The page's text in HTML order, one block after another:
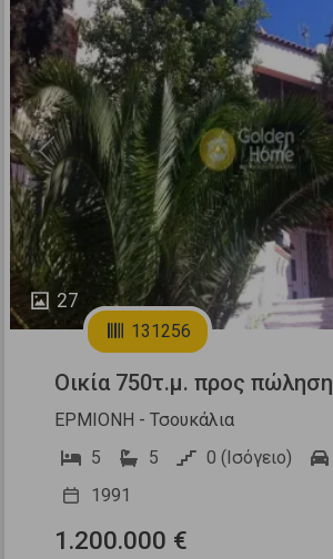
27
Previous
131256
Οικία 750τ.μ. προς πώληση
ΕΡΜΙΟΝΗ - Τσουκάλια
5
5 0 (Ισόγειο)
1991
1.200.000 €